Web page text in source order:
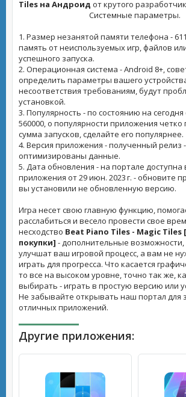
Tiles на Андроид от крутого
Системные параметры.
1. Размер незанятой памяти телефона -
память от неиспользуемых игр, файлов
успешного запуска.
2. Операционная система - Android 8+,
определить параметры вашего
несоответствия требованиям, будут
установкой.
3. Популярность - по состоянию на
560000, о популярности приложения
сумма запусков, сделайте его популярнее.
4. Версия приложения - полученный релиз
оптимизированы данные.
5. Дата обновления - на портале доступна
приложения от 29 июн. 2023 г. - обновите
вы установили не обновленную версию.
Игра несет свою главную функцию,
расслабиться и весело провести свое
несходство Beat Piano Tiles - Magic
покупки] - дополнительные
улучшат ваш игровой процесс, а вам не
играть для прогресса. Что касается
то все на высоком уровне, точно так же,
выбирать - играть в простую версию или
Не забывайте открывать наш портал для
отличных приложений.
Другие приложения: